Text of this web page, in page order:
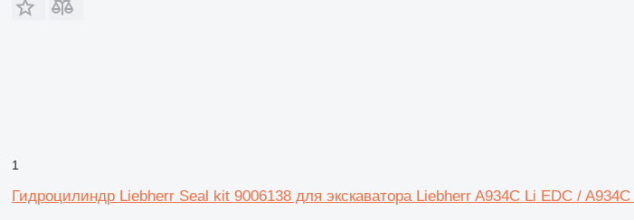
1
Гидроцилиндр Liebherr Seal kit 9006138 для экскаватора Liebherr A934C Li EDC /